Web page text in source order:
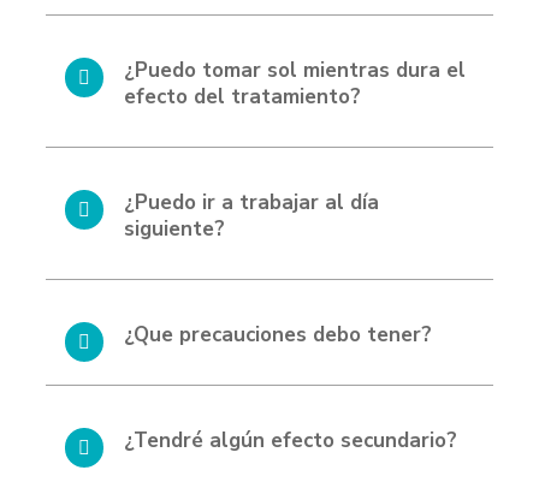
¿Puedo tomar sol mientras dura el
efecto del tratamiento?
¿Puedo ir a trabajar al día
siguiente?
¿Que precauciones debo tener?
¿Tendré algún efecto secundario?